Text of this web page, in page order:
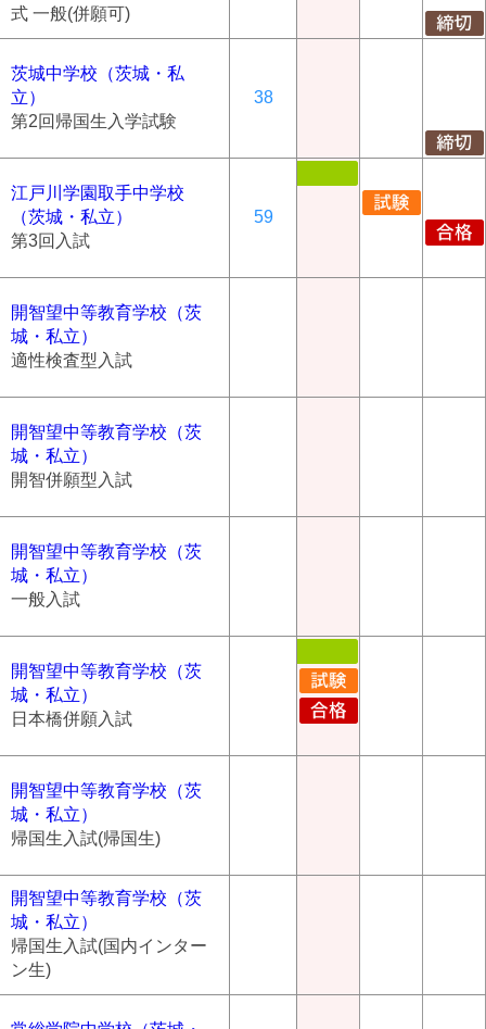
式 一般(併願可)
茨城中学校（茨城・私
立）
第2回帰国生入学試験
38
江戸川学園取手中学校
（茨城・私立）
第3回入試
59
開智望中等教育学校（茨
城・私立）
適性検査型入試
開智望中等教育学校（茨
城・私立）
開智併願型入試
開智望中等教育学校（茨
城・私立）
一般入試
開智望中等教育学校（茨
城・私立）
日本橋併願入試
開智望中等教育学校（茨
城・私立）
帰国生入試(帰国生)
開智望中等教育学校（茨
城・私立）
帰国生入試(国内インター
ン生)